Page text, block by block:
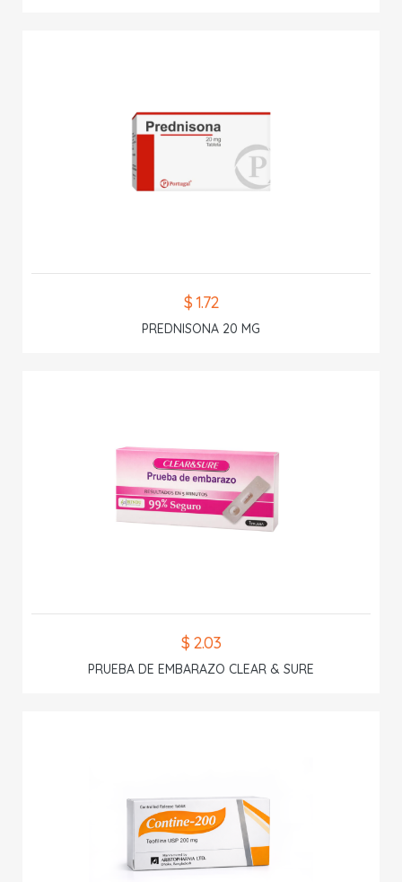
$ 1.72
PREDNISONA 20 MG
$ 2.03
PRUEBA DE EMBARAZO CLEAR & SURE